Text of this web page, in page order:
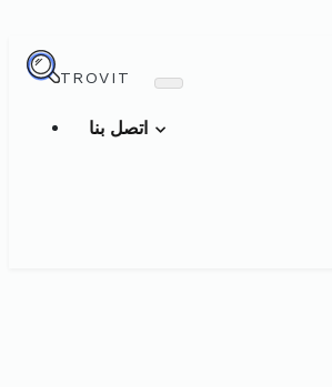
TROVIT